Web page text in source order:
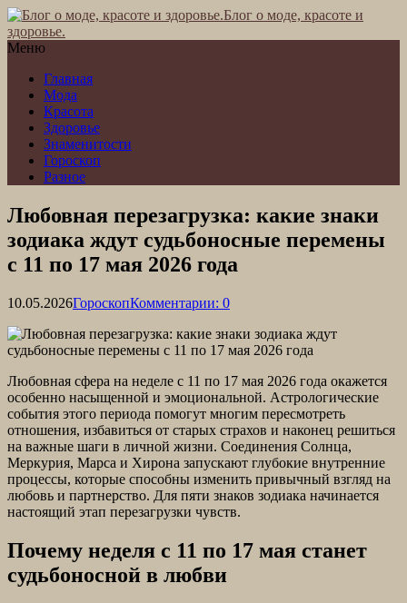
Блог о моде, красоте и
здоровье.
Меню
Главная
Мода
Красота
Здоровье
Знаменитости
Гороскоп
Разное
Любовная перезагрузка: какие знаки
зодиака ждут судьбоносные перемены
с 11 по 17 мая 2026 года
10.05.2026ГороскопКомментарии: 0
Любовная сфера на неделе с 11 по 17 мая 2026 года окажется
особенно насыщенной и эмоциональной. Астрологические
события этого периода помогут многим пересмотреть
отношения, избавиться от старых страхов и наконец решиться
на важные шаги в личной жизни. Соединения Солнца,
Меркурия, Марса и Хирона запускают глубокие внутренние
процессы, которые способны изменить привычный взгляд на
любовь и партнерство. Для пяти знаков зодиака начинается
настоящий этап перезагрузки чувств.
Почему неделя с 11 по 17 мая станет
судьбоносной в любви